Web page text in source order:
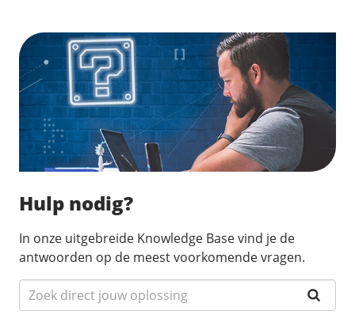
Hulp nodig?
In onze uitgebreide Knowledge Base vind je de
antwoorden op de meest voorkomende vragen.